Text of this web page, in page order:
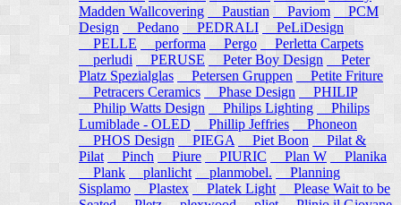
Madden Wallcovering
Paustian Paviom
PCM
Design
Pedano PEDRALI
PeLiDesign
PELLE
performa Pergo
Perletta Carpets
perludi
PERUSE Peter Boy Design
Peter
Platz Spezialglas
Petersen Gruppen
Petite Friture
Petracers Ceramics
Phase Design
PHILIP
Philip Watts Design
Philips Lighting
Philips
Lumiblade - OLED
Phillip Jeffries
Phoneon
PHOS Design
PIEGA Piet Boon
Pilat &
Pilat
Pinch Piure PIURIC Plan W
Planika
Plank
planlicht planmobel. Planning
Sisplamo
Plastex Platek Light
Please Wait to be